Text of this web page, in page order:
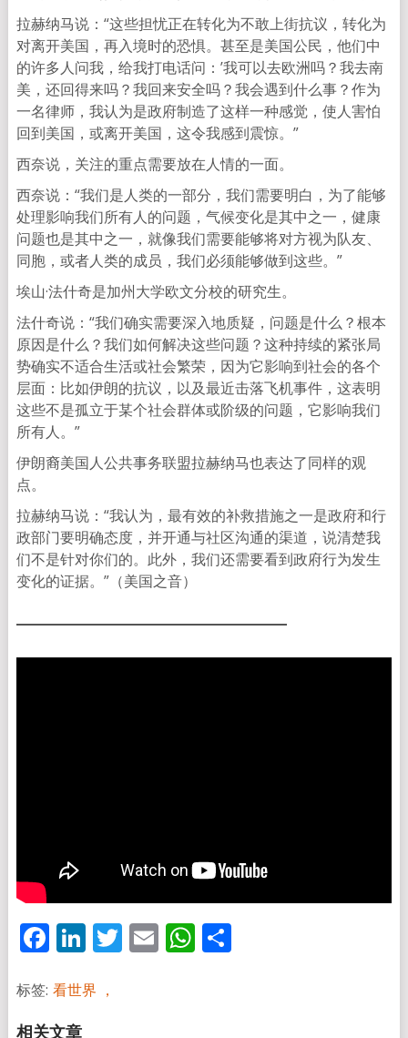
拉赫纳马说：“这些担忧正在转化为不敢上街抗议，转化为
对离开美国，再入境时的恐惧。甚至是美国公民，他们中
的许多人问我，给我打电话问：’我可以去欧洲吗？我去南
美，还回得来吗？我回来安全吗？我会遇到什么事？作为
一名律师，我认为是政府制造了这样一种感觉，使人害怕
回到美国，或离开美国，这令我感到震惊。”
西奈说，关注的重点需要放在人情的一面。
西奈说：“我们是人类的一部分，我们需要明白，为了能够
处理影响我们所有人的问题，气候变化是其中之一，健康
问题也是其中之一，就像我们需要能够将对方视为队友、
同胞，或者人类的成员，我们必须能够做到这些。”
埃山·法什奇是加州大学欧文分校的研究生。
法什奇说：“我们确实需要深入地质疑，问题是什么？根本
原因是什么？我们如何解决这些问题？这种持续的紧张局
势确实不适合生活或社会繁荣，因为它影响到社会的各个
层面：比如伊朗的抗议，以及最近击落飞机事件，这表明
这些不是孤立于某个社会群体或阶级的问题，它影响我们
所有人。”
伊朗裔美国人公共事务联盟拉赫纳马也表达了同样的观
点。
拉赫纳马说：“我认为，最有效的补救措施之一是政府和行
政部门要明确态度，并开通与社区沟通的渠道，说清楚我
们不是针对你们的。此外，我们还需要看到政府行为发生
变化的证据。”（美国之音）
Facebook
LinkedIn
Twitter
EmailWhatsApp
分
标签: 看世界 ，